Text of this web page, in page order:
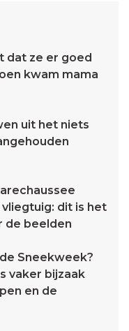
dat ze er goed
kwam mama
uit het niets
dit is het
de beelden
Sneekweek?
vaker bijzaak
en de